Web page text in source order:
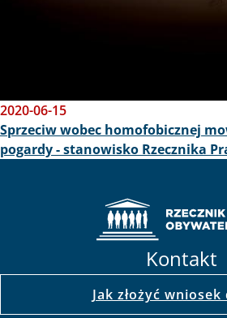
2020-06-15
Sprzeciw wobec homofobicznej
pogardy - stanowisko Rzecznika
Kontakt
Jak złożyć